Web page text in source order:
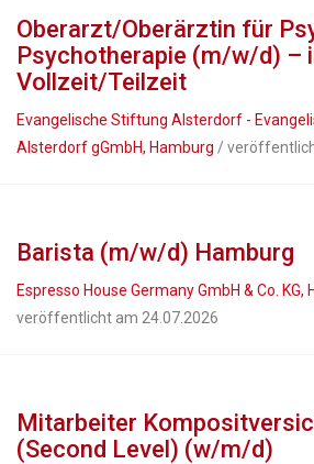
Oberarzt/Oberärztin für
Psychotherapie (m/w/d) –
Vollzeit/Teilzeit
Evangelische Stiftung Alsterdorf -
Alsterdorf gGmbH, Hamburg /
Barista (m/w/d) Hamburg
Espresso House Germany GmbH & Co. KG,
veröffentlicht am 24.07.2026
Mitarbeiter
(Second Level) (w/m/d)